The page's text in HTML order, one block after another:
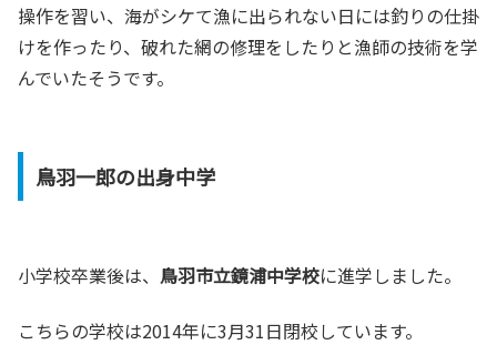
操作を習い、海がシケて漁に出られない日には釣りの仕掛
けを作ったり、破れた網の修理をしたりと漁師の技術を学
んでいたそうです。
鳥羽一郎の出身中学
小学校卒業後は、 鳥羽市立鏡浦中学校に進学しました。
こちらの学校は2014年に3月31日閉校しています。